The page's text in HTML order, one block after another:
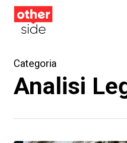
contenuto
Categoria
Analisi